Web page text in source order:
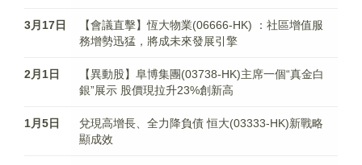
3月17日
【會議直擊】恆大物業(06666-HK) ：社區增值服
務增勢迅猛，將成未來發展引擎
2月1日
【異動股】阜博集團(03738-HK)主席一個“真金白
銀”展示 股價現拉升23%創新高
1月5日
兌現高增長、全力降負債 恒大(03333-HK)新戰略
顯成效